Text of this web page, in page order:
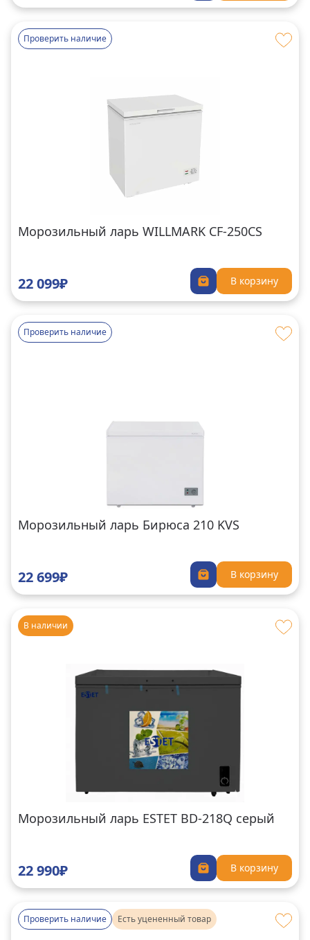
Проверить наличие
Морозильный ларь WILLMARK CF-250CS
22 099₽ В корзину
Проверить наличие
Морозильный ларь Бирюса 210 KVS
22 699₽ В корзину
В наличии
Морозильный ларь ESTET BD-218Q серый
22 990₽ В корзину
Проверить наличие Есть уцененный товар